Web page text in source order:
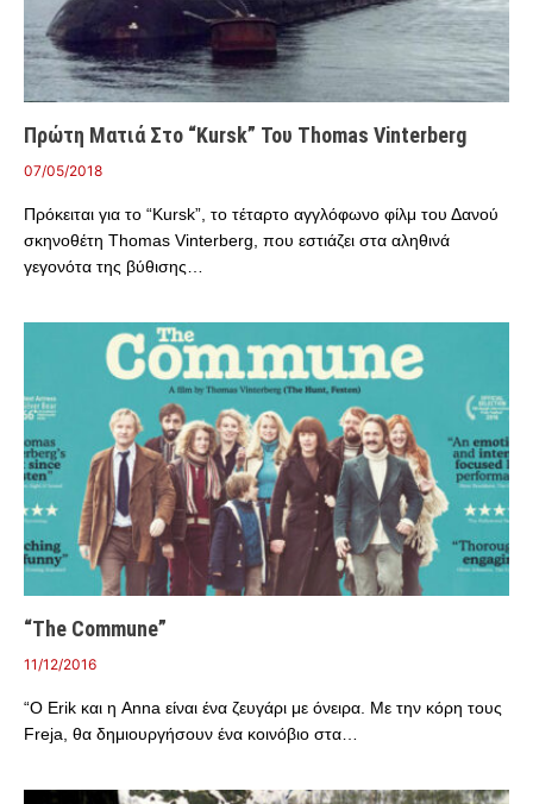
Πρώτη Ματιά Στο “Kursk” Του Thomas Vinterberg
07/05/2018
Πρόκειται για το “Kursk”, το τέταρτο αγγλόφωνο φίλμ του Δανού
σκηνοθέτη Thomas Vinterberg, που εστιάζει στα αληθινά
γεγονότα της βύθισης…
“The Commune”
11/12/2016
“Ο Erik και η Anna είναι ένα ζευγάρι με όνειρα. Με την κόρη τους
Freja, θα δημιουργήσουν ένα κοινόβιο στα…